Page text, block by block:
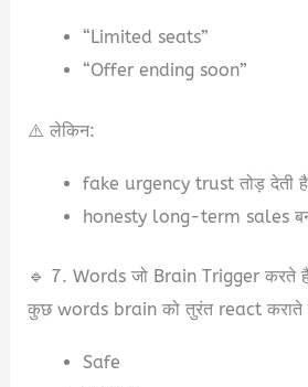
“Limited seats”
“Offer ending soon”
⚠️ लेकिन:
fake urgency trust तोड़ देती है
honesty long-term sales
🔹 7. Words जो Brain Trigger करते
कुछ words brain को तुरंत react कराते
Safe